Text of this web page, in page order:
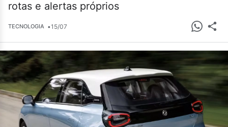
rotas e alertas próprios
TECNOLOGIA •15/07